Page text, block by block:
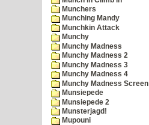
Munchers
Munching Mandy
Munchkin Attack
Munchy
Munchy Madness
Munchy Madness 2
Munchy Madness 3
Munchy Madness 4
Munchy Madness
Munsiepede
Munsiepede 2
Munsterjagd!
Mupouni